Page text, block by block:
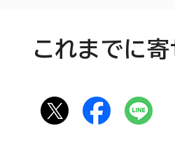
これまでに